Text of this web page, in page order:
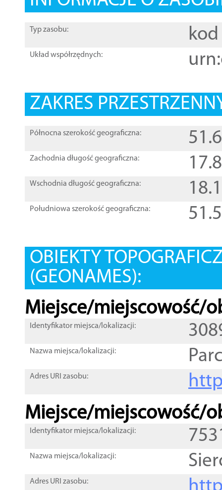
Typ zasobu: kod
Układ współrzędnych:
ZAKRES
Północna szerokość geograficzna:
Zachodnia długość geograficzna:
Wschodnia długość geograficzna:
Południowa szerokość geograficzna:
OBIEKTY
(GEONAMES):
Miejsce/miejscowość/
Identyfikator miejsca/lokalizacji:
Nazwa miejsca/lokalizacji:
Adres URI zasobu:
Miejsce/miejscowość/
Identyfikator miejsca/lokalizacji:
Nazwa miejsca/lokalizacji:
Adres URI zasobu: